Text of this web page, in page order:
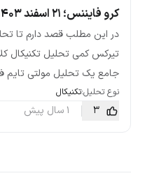
کرو فایننس؛ ۲۱ اسفند ۱۴۰۳
در این مطلب قصد دارم تا
تیرکس کمی تحلیل تکنیکال
جامع یک تحلیل مولتی تایم
نوع تحلیل:تکنیکال
3 1 سال پیش